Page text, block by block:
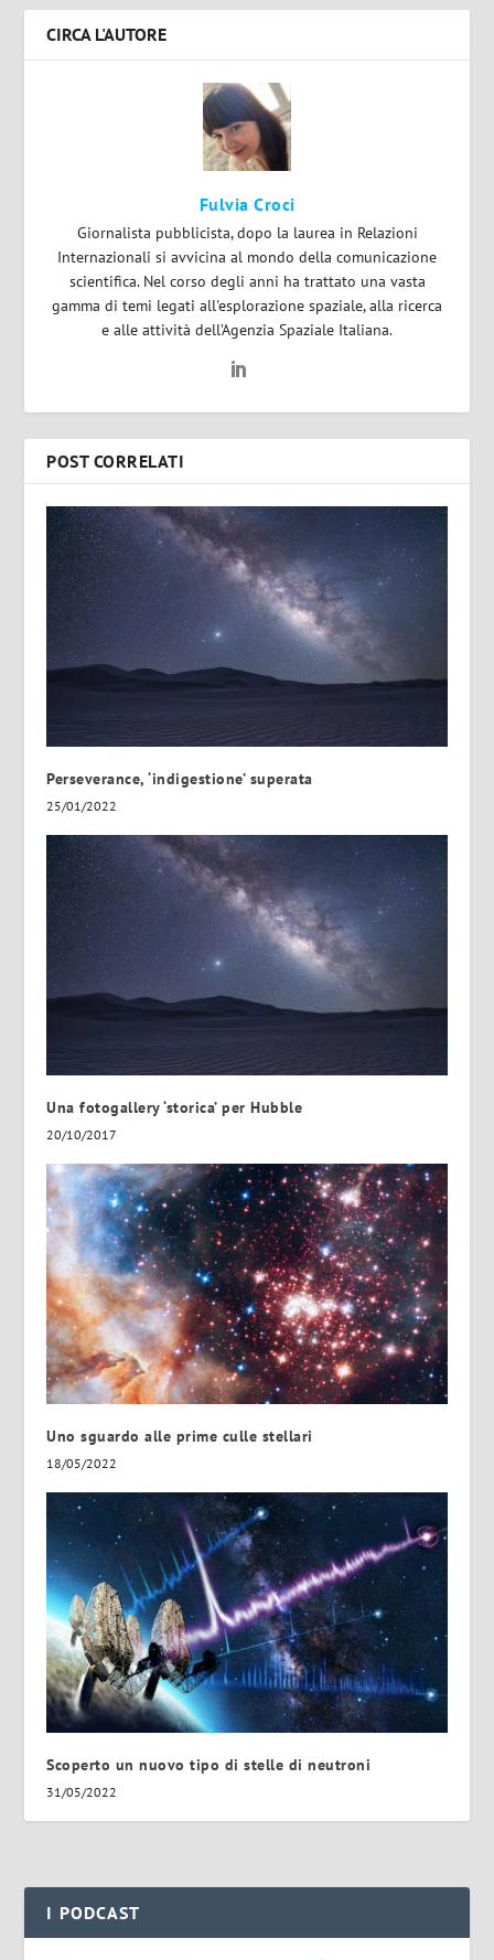
CIRCA L'AUTORE
Fulvia Croci
Giornalista pubblicista, dopo la laurea in Relazioni
Internazionali si avvicina al mondo della comunicazione
scientifica. Nel corso degli anni ha trattato una vasta
gamma di temi legati all'esplorazione spaziale, alla ricerca
e alle attività dell’Agenzia Spaziale Italiana.
POST CORRELATI
Perseverance, ‘indigestione’ superata
25/01/2022
Una fotogallery ‘storica’ per Hubble
20/10/2017
Uno sguardo alle prime culle stellari
18/05/2022
Scoperto un nuovo tipo di stelle di neutroni
31/05/2022
I PODCAST